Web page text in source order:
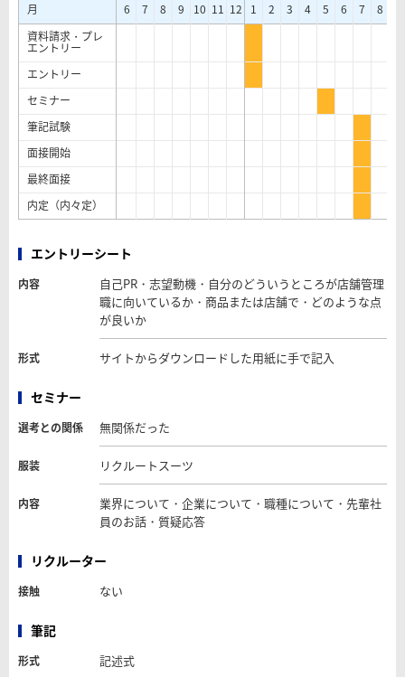
月
6 7 8 9 10 11 12 1 2 3 4 5 6 7 8
資料請求・プレ
エントリー
エントリー
セミナー
筆記試験
面接開始
最終面接
内定（内々定）
エントリーシート
内容
自己PR・志望動機・自分のどういうところが店舗管理
職に向いているか・商品または店舗で・どのような点
が良いか
形式 サイトからダウンロードした用紙に手で記入
セミナー
選考との関係 無関係だった
服装 リクルートスーツ
内容
業界について・企業について・職種について・先輩社
員のお話・質疑応答
リクルーター
接触 ない
筆記
形式 記述式